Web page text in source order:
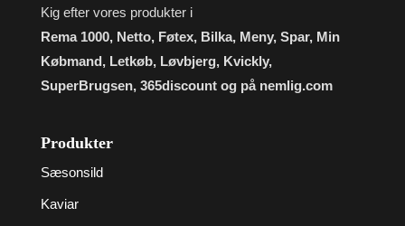
Kig efter vores produkter i
Rema 1000, Netto, Føtex, Bilka, Meny, Spar, Min
Købmand, Letkøb, Løvbjerg, Kvickly,
SuperBrugsen, 365discount og på nemlig.com
Produkter
Sæsonsild
Kaviar